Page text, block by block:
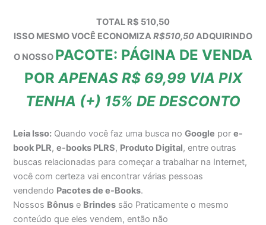
TOTAL R$ 510,50
ISSO MESMO VOCÊ ECONOMIZAR$510,50ADQUIRINDO
O NOSSO PACOTE: PÁGINA DE VENDA
POR APENAS R$ 69,99 VIA PIX
TENHA (+) 15% DE DESCONTO
Leia Isso: Quando você faz uma busca noGoogle pore-
book PLR,e-books PLRS, Produto Digital, entre outras
buscas relacionadas para começar a trabalhar na Internet,
você com certeza vai encontrar várias pessoas
vendendo Pacotes de e-Books.
Nossos Bônus e Brindes são Praticamente o mesmo
conteúdo que eles vendem, então não